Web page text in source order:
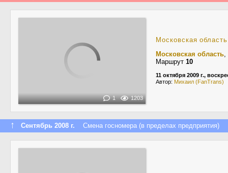
1 1203
Московская область
Московская область,
Маршрут 10
11 октября 2009 г.,
Автор: Михаил (FanTrans)
↑ Сентябрь 2008 г. Смена госномера (в пределах предприятия)